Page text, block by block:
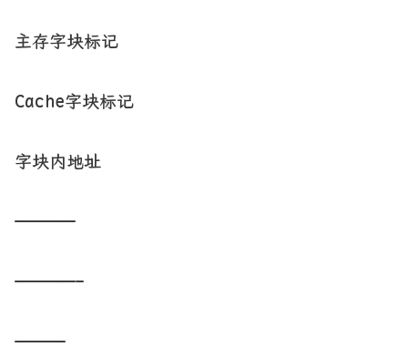
主存字块标记
Cache字块标记
字块内地址
——————
——————-
—————